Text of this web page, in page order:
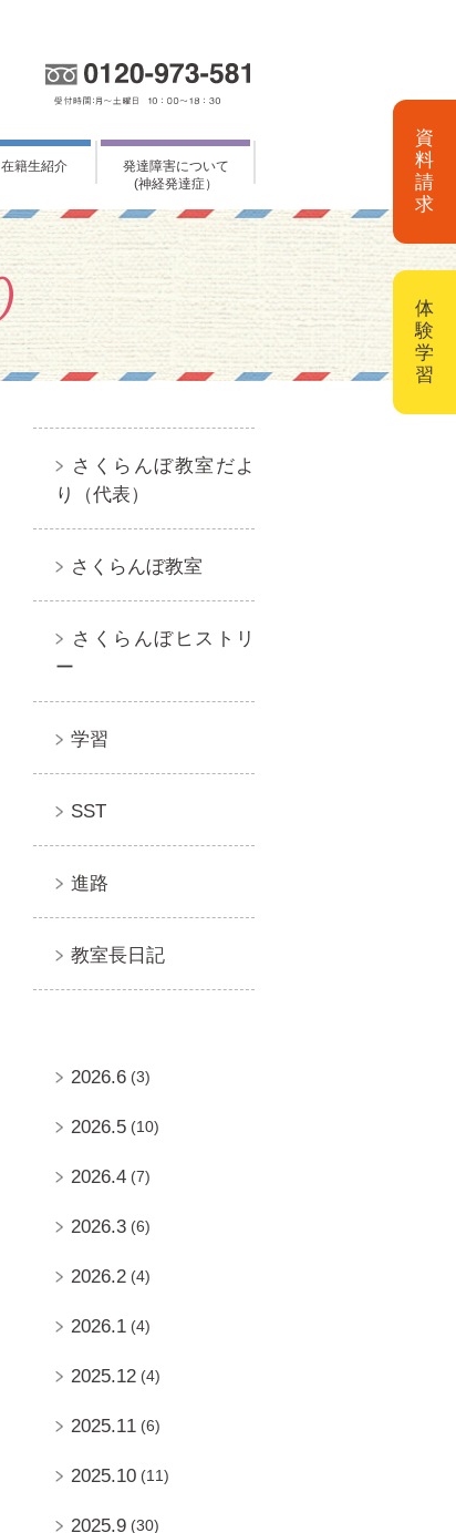
在籍生紹介
発達障害について
(神経発達症）
さくらんぼ教室だよ
り（代表）
さくらんぼ教室
さくらんぼヒストリ
ー
学習
SST
進路
教室長日記
2026.6 (3)
2026.5 (10)
2026.4 (7)
2026.3 (6)
2026.2 (4)
2026.1 (4)
2025.12 (4)
2025.11 (6)
2025.10 (11)
2025.9 (30)
資
料
請
求
体
験
学
習